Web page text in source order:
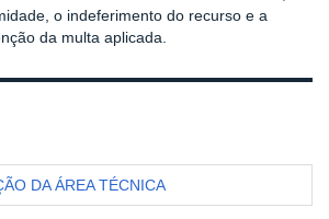
o indeferimento do recurso e a
da multa aplicada.
DA ÁREA TÉCNICA